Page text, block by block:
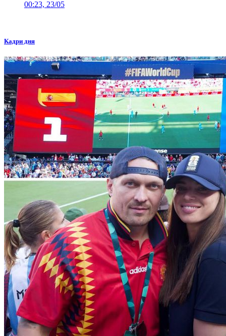
00:23, 23/05
Кадри дня